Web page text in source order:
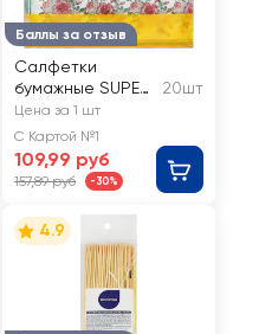
Баллы за отзыв
Салфетки
бумажные SUPER
Очарование 3-
слоя, 33х33см
20шт
Цена за 1 шт
С Картой №1
109,99 руб
157,89 руб -30%
4.9